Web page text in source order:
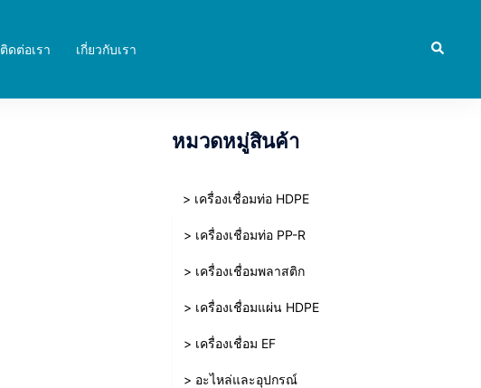
ติดต่อเรา เกี่ยวกับเรา Search
หมวดหมู่สินค้า
> เครื่องเชื่อมท่อ HDPE
> เครื่องเชื่อมท่อ PP-R
> เครื่องเชื่อมพลาสติก
> เครื่องเชื่อมแผ่น HDPE
> เครื่องเชื่อม EF
> อะไหล่และอุปกรณ์